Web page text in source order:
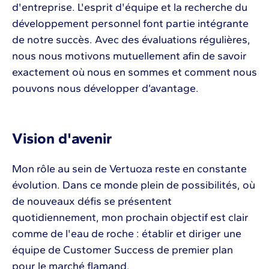
d'entreprise. L'esprit d'équipe et la recherche du
développement personnel font partie intégrante
de notre succès. Avec des évaluations régulières,
nous nous motivons mutuellement afin de savoir
exactement où nous en sommes et comment nous
pouvons nous développer d’avantage.
Vision d'avenir
Mon rôle au sein de Vertuoza reste en constante
évolution. Dans ce monde plein de possibilités, où
de nouveaux défis se présentent
quotidiennement, mon prochain objectif est clair
comme de l'eau de roche : établir et diriger une
équipe de Customer Success de premier plan
pour le marché flamand.